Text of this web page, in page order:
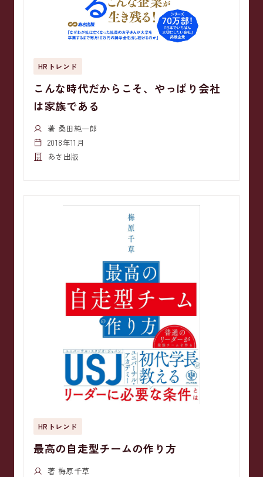
HRトレンド
こんな時代だからこそ、やっぱり会社
は家族である
著 桑田純一郎
2018年11月
あさ出版
HRトレンド
最高の自走型チームの作り方
著 梅原千草